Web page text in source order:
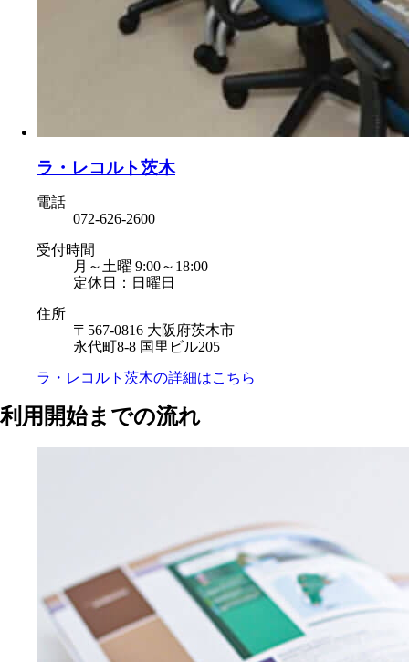
ラ・レコルト茨木
電話
072-626-2600
受付時間
月～土曜 9:00～18:00
定休日：日曜日
住所
〒567-0816 大阪府茨木市
永代町8-8 国里ビル205
ラ・レコルト茨木の詳細はこちら
利用開始までの流れ